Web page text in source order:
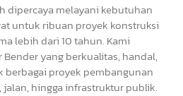
dipercaya melayani kebutuhan
untuk ribuan proyek konstruksi
lebih dari 10 tahun. Kami
yang berkualitas, handal,
proyek pembangunan
hingga infrastruktur publik.